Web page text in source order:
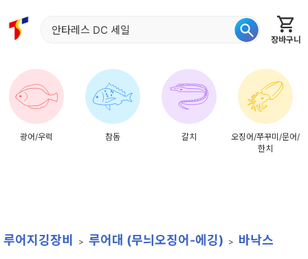
장바구니
신상품 재입고 특가 어종별
광어/우럭 참돔 갈치
오징어/쭈꾸미/문어/
한치
루어지깅장비 루어대 (무늬오징어-에깅) 바낙스